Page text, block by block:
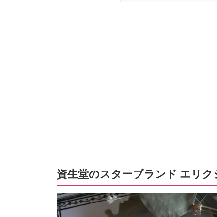
資生堂のスターブランド エリク